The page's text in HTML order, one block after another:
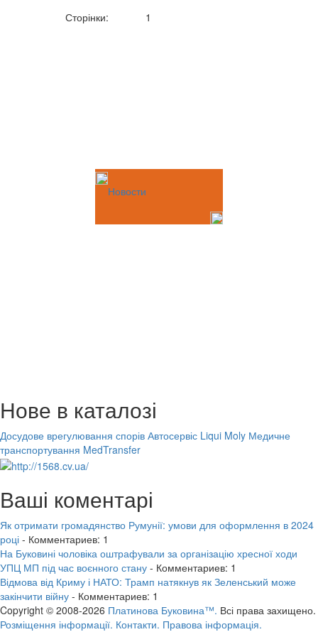
Сторінки: 1
Новости
Нове в каталозі
Досудове врегулювання спорів Автосервіс Liqui Moly Медичне
транспортування MedTransfer
Ваші коментарі
Як отримати громадянство Румунії: умови для оформлення в 2024
році - Комментариев: 1
На Буковині чоловіка оштрафували за організацію хресної ходи
УПЦ МП під час воєнного стану - Комментариев: 1
Відмова від Криму і НАТО: Трамп натякнув як Зеленський може
закінчити війну - Комментариев: 1
Copyright © 2008-2026 Платинова Буковина™. Всі права захищено.
Розміщення інформації. Контакти. Правова інформація.